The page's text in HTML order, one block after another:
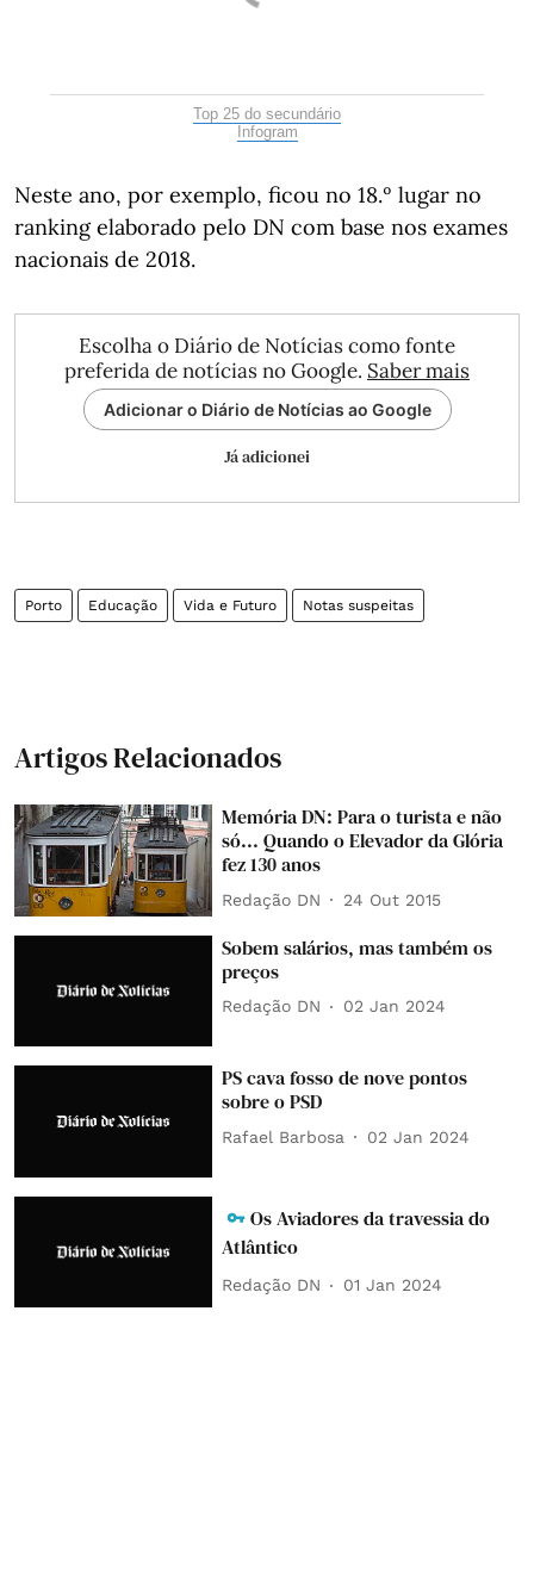
Top 25 do secundário
Infogram
Neste ano, por exemplo, ficou no 18.º lugar no
ranking elaborado pelo DN com base nos exames
nacionais de 2018.
Escolha o Diário de Notícias como fonte
preferida de notícias no Google. Saber mais
Adicionar o Diário de Notícias ao Google
Já adicionei
Porto Educação Vida e Futuro Notas suspeitas
Artigos Relacionados
Memória DN: Para o turista e não
só... Quando o Elevador da Glória
fez 130 anos
Redação DN 24 Out 2015
Sobem salários, mas também os
preços
Redação DN 02 Jan 2024
PS cava fosso de nove pontos
sobre o PSD
Rafael Barbosa 02 Jan 2024
Os Aviadores da travessia do
Atlântico
Redação DN 01 Jan 2024